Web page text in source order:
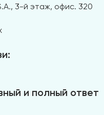
3-й этаж, офис. 320
и полный ответ